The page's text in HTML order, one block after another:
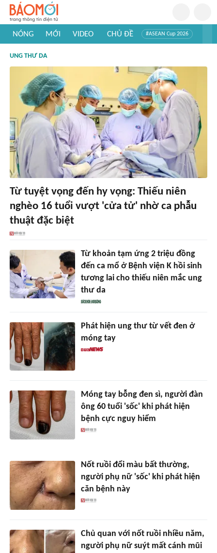
NÓNG MỚI VIDEO CHỦ ĐỀ #ASEAN Cup 2026
#Khám phá thế giới
UNG THƯ DA
Từ tuyệt vọng đến hy vọng: Thiếu niên
nghèo 16 tuổi vượt 'cửa tử' nhờ ca phẫu
thuật đặc biệt
Từ khoản tạm ứng 2 triệu đồng
đến ca mổ ở Bệnh viện K hồi sinh
tương lai cho thiếu niên mắc ung
thư da
Phát hiện ung thư từ vết đen ở
móng tay
Móng tay bỗng đen sì, người đàn
ông 60 tuổi 'sốc' khi phát hiện
bệnh cực nguy hiểm
Nốt ruồi đổi màu bất thường,
người phụ nữ 'sốc' khi phát hiện
căn bệnh này
Chủ quan với nốt ruồi nhiều năm,
người phụ nữ suýt mất cánh mũi